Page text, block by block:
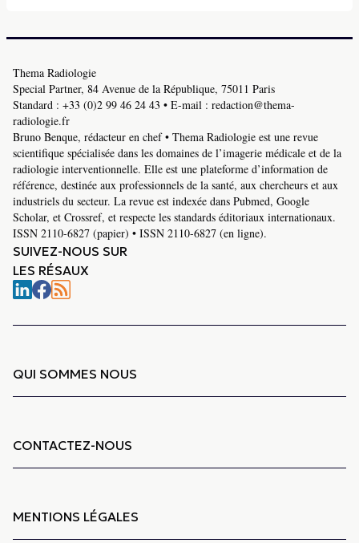
Thema Radiologie
Special Partner, 84 Avenue de la République, 75011 Paris
Standard : +33 (0)2 99 46 24 43 • E-mail : redaction@thema-
radiologie.fr
Bruno Benque, rédacteur en chef • Thema Radiologie est une revue
scientifique spécialisée dans les domaines de l’imagerie médicale et de la
radiologie interventionnelle. Elle est une plateforme d’information de
référence, destinée aux professionnels de la santé, aux chercheurs et aux
industriels du secteur. La revue est indexée dans Pubmed, Google
Scholar, et Crossref, et respecte les standards éditoriaux internationaux.
ISSN 2110-6827 (papier) • ISSN 2110-6827 (en ligne).
SUIVEZ-NOUS SUR
LES RÉSAUX
QUI SOMMES NOUS
CONTACTEZ-NOUS
MENTIONS LÉGALES